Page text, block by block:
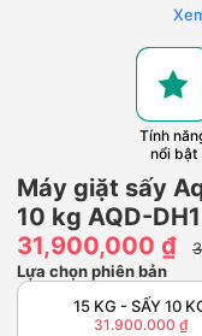
Tính
nổi bật
Máy giặt sấy
10 kg AQD-
31,900,000 ₫
Lựa chọn phiên bản
15 KG - SẤY 10
31.900.000 ₫